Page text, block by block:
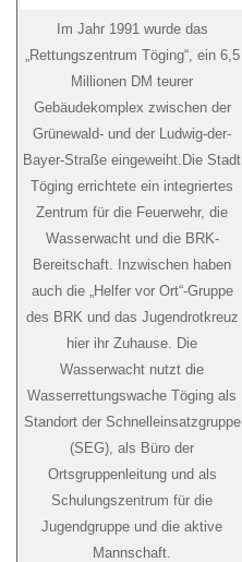
Im Jahr 1991 wurde das
„Rettungszentrum Töging“, ein 6,5
Millionen DM teurer
Gebäudekomplex zwischen der
Grünewald- und der Ludwig-der-
Bayer-Straße eingeweiht.Die Stadt
Töging errichtete ein integriertes
Zentrum für die Feuerwehr, die
Wasserwacht und die BRK-
Bereitschaft. Inzwischen haben
auch die „Helfer vor Ort“-Gruppe
des BRK und das Jugendrotkreuz
hier ihr Zuhause. Die
Wasserwacht nutzt die
Wasserrettungswache Töging als
Standort der Schnelleinsatzgruppe
(SEG), als Büro der
Ortsgruppenleitung und als
Schulungszentrum für die
Jugendgruppe und die aktive
Mannschaft.